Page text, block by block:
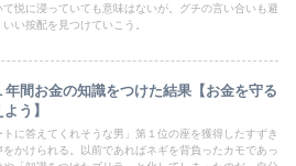
て悦に浸っていても意味はないが。グチの言い合いも避
い按配を見つけていこう。
年間お金の知識をつけた結果【お金を守る
う】
トに答えてくれそうな男」第１位の座を獲得したすずき
をかけられる。以前であればネギを背負ったカモであっ